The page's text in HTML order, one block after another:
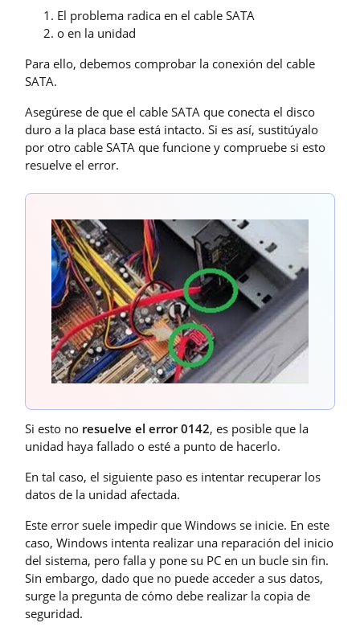
El problema radica en el cable SATA
o en la unidad
Para ello, debemos comprobar la conexión del cable
SATA.
Asegúrese de que el cable SATA que conecta el disco
duro a la placa base está intacto. Si es así, sustitúyalo
por otro cable SATA que funcione y compruebe si esto
resuelve el error.
Si esto no resuelve el error 0142, es posible que la
unidad haya fallado o esté a punto de hacerlo.
En tal caso, el siguiente paso es intentar recuperar los
datos de la unidad afectada.
Este error suele impedir que Windows se inicie. En este
caso, Windows intenta realizar una reparación del inicio
del sistema, pero falla y pone su PC en un bucle sin fin.
Sin embargo, dado que no puede acceder a sus datos,
surge la pregunta de cómo debe realizar la copia de
seguridad.